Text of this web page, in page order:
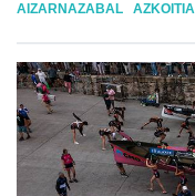
AIZARNAZABAL AZKOITIA